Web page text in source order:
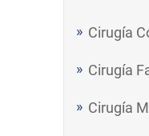
Cirugía
Cirugía
Cirugía